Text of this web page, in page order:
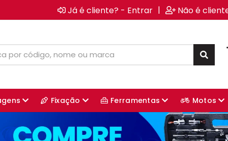
Já é cliente? - Entrar | Não é
Fixação Ferramentas Motos